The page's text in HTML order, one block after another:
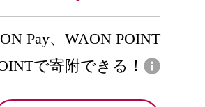
Pay、WAON POINT
で寄附できる！